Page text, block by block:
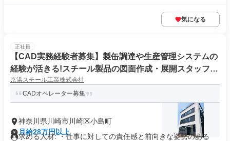
気になる
正社員
【CAD実務経験者募集】製缶調達や生産管理システムの
経験が活きる!スチール製品の図面作成・展開スタッフ(M
ICRO CADAM未経験OK)
京浜スチール工業株式会社
CADオペレーター募集
神奈川県川崎市川崎区小島町
月給28万円以上
求める人材: ・仕事に対しての責任感と前向きな姿勢のある